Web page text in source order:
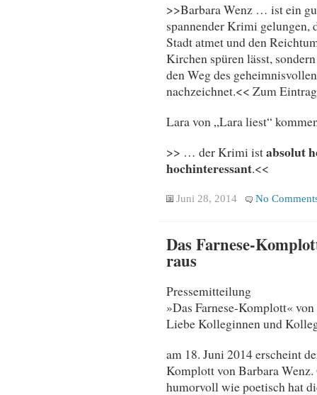
>>Barbara Wenz … ist ein
spannender Krimi gelungen,
Stadt atmet und den
Kirchen spüren lässt,
den Weg des
nachzeichnet.<< Zum
Lara von „Lara liest“
>> … der Krimi istabsolut
hochinteressant.<<
Juni 28, 2014 No
Das Farnese-
raus
Pressemitteilung
»Das Farnese-Komplott«
Liebe Kolleginnen und
am 18. Juni 2014 erscheint
Komplott von Barbara
humorvoll wie poetisch hat